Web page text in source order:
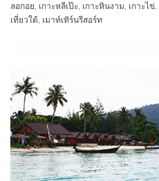
ลอกอย, เกาะหลีเป๊ะ, เกาะหินงาม, เกาะไข่,
เที่ยวใต้, เมาท์เทิร์นรีสอร์ท